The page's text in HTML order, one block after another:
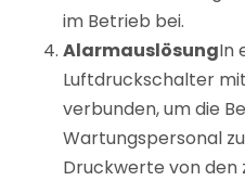
im Betrieb bei.
AlarmauslösungIn
Luftdruckschalter
verbunden, um die
Wartungspersonal
Druckwerte von den